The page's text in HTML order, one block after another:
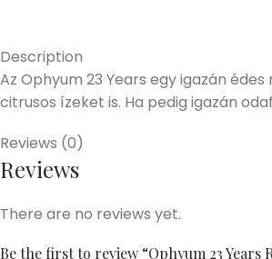
Description
Az Ophyum 23 Years egy igazán
citrusos ízeket is. Ha pedig igazán
Reviews (0)
Reviews
There are no reviews yet.
Be the first to review “Ophyum 23 Years